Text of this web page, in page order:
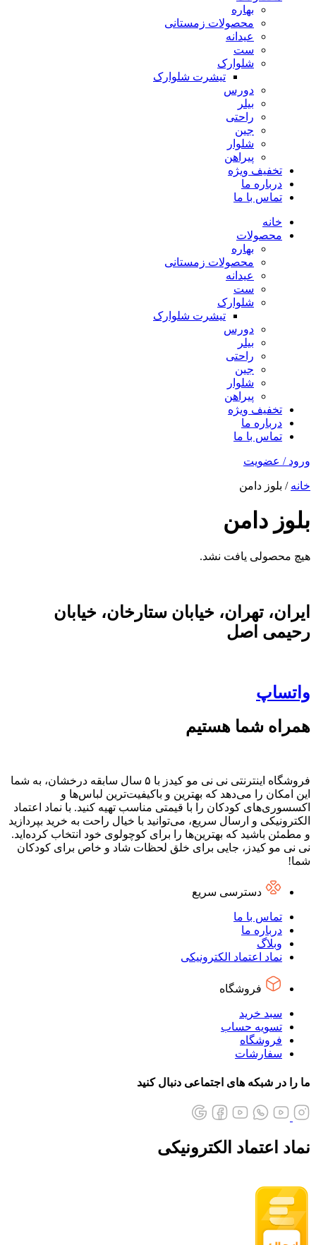
بهاره
محصولات زمستانی
عیدانه
ست
شلوارک
تیشرت شلوارک
دورس
بیلر
راحتی
جین
شلوار
پیراهن
تخفیف ویژه
درباره ما
تماس با ما
خانه
محصولات
بهاره
محصولات زمستانی
عیدانه
ست
شلوارک
تیشرت شلوارک
دورس
بیلر
راحتی
جین
شلوار
پیراهن
تخفیف ویژه
درباره ما
تماس با ما
ورود / عضویت
خانه / بلوز دامن
بلوز دامن
هیچ محصولی یافت نشد.
ایران، تهران، خیابان ستارخان، خیابان
رحیمی اصل
واتساپ
همراه شما هستیم
فروشگاه اینترنتی نی نی مو کیدز با ۵ سال سابقه درخشان، به شما
این امکان را می‌دهد که بهترین و باکیفیت‌ترین لباس‌ها و
اکسسوری‌های کودکان را با قیمتی مناسب تهیه کنید. با نماد اعتماد
الکترونیکی و ارسال سریع، می‌توانید با خیال راحت به خرید بپردازید
و مطمئن باشید که بهترین‌ها را برای کوچولوی خود انتخاب کرده‌اید.
نی نی مو کیدز، جایی برای خلق لحظات شاد و خاص برای کودکان
شما!
دسترسی سریع
تماس با ما
درباره ما
وبلاگ
نماد اعتماد الکترونیکی
فروشگاه
سبد خرید
تسویه حساب
فروشگاه
سفارشات
ما را در شبکه های اجتماعی دنبال کنید
نماد اعتماد الکترونیکی